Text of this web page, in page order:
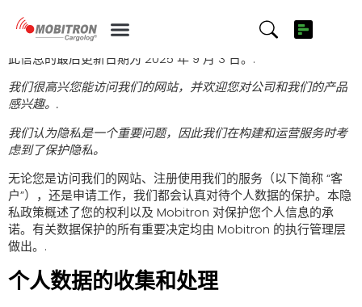
隐私和 cookie 政策
此信息的最后更新日期为 2025 年 9 月 3 日。.
我们很高兴您能访问我们的网站，并欢迎您对公司和我们的产品
感兴趣。.
我们认为隐私是一个重要问题，因此我们在构建和运营服务时考
虑到了保护隐私。
无论您是访问我们的网站、注册使用我们的服务（以下简称 “客
户”），还是申请工作，我们都会认真对待个人数据的保护。本隐
私政策概述了您的权利以及 Mobitron 对保护您个人信息的承
诺。有关数据保护的所有重要决定均由 Mobitron 的执行管理层
做出。.
个人数据的收集和处理